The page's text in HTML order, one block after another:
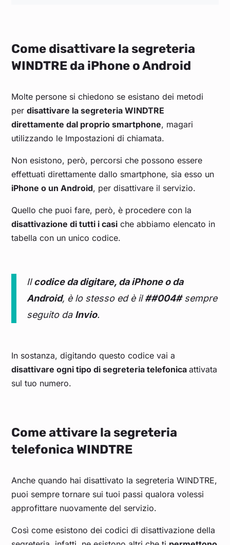
Come disattivare la segreteria
WINDTRE da iPhone o Android
Molte persone si chiedono se esistano dei metodi
perdisattivare la segreteria WINDTRE
direttamente dal proprio smartphone, magari
utilizzando le Impostazioni di chiamata.
Non esistono, però, percorsi che possono essere
effettuati direttamente dallo smartphone, sia esso un
iPhone o un Android, per disattivare il servizio.
Quello che puoi fare, però, è procedere con la
disattivazione di tutti i casi che abbiamo elencato in
tabella con un unico codice.
Ilcodice da digitare, da iPhone o da
Android, è lo stesso ed è il##004#sempre
seguito da Invio.
In sostanza, digitando questo codice vai a
disattivare ogni tipo di segreteria telefonicaattivata
sul tuo numero.
Come attivare la segreteria
telefonica WINDTRE
Anche quando hai disattivato la segreteria WINDTRE,
puoi sempre tornare sui tuoi passi qualora volessi
approfittare nuovamente del servizio.
Così come esistono dei codici di disattivazione della